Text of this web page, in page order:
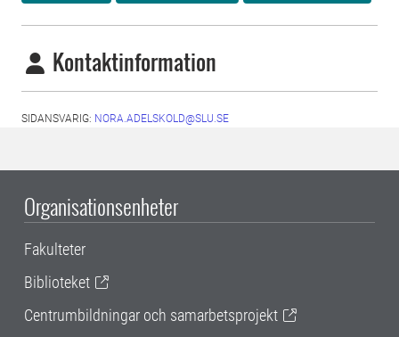
Kontaktinformation
SIDANSVARIG: NORA.ADELSKOLD@SLU.SE
Organisationsenheter
Fakulteter
Biblioteket
Centrumbildningar och samarbetsprojekt